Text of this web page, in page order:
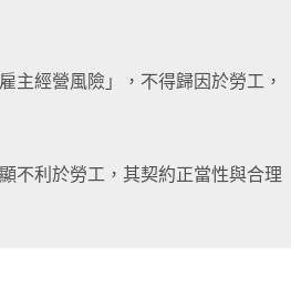
主經營風險」，不得歸因於勞工，
不利於勞工，其契約正當性與合理